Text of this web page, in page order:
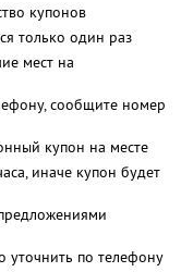
купонов
только один раз
мест на
сообщите номер
купон на месте
иначе купон будет
по телефону